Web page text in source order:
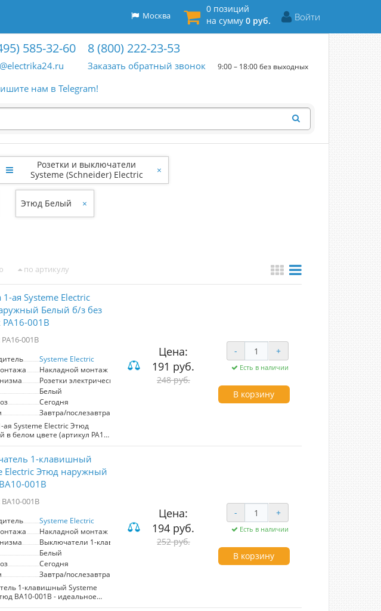
Войти
0 позиций
на сумму 0 руб.
Москва
585-32-60 8 (800) 222-23-53
Заказать обратный звонок 9:00 – 18:00 без выходных
нам в Telegram!
Розетки и выключатели
Systeme (Schneider) Electric
×
Этюд Белый ×
по артикулу
1-ая Systeme Electric
Белый б/з без
001B
001B
Systeme Electric
Накладной монтаж
Розетки электрические
Белый
Сегодня
Завтра/послезавтра
ая Systeme Electric Этюд
в белом цвете (артикул PA16-
идеальное решение для
и безопасное подключение
Без шторок и с
короткого замыкания, она
простоту в
и безопасность.
как подключение
на кухне, зарядка
устройств в гостиной или
электроинструментов в
Ее современный дизайн
в любой интерьер, а
надежности
долговечность. Выбирая
вы получаете сочетание
Цена:
191 руб.
248 руб.
- +
Есть в наличии
В корзину
1-клавишный
Electric Этюд наружный
001B
001B
Systeme Electric
Накладной монтаж
Выключатели 1-клавишные
Белый
Сегодня
Завтра/послезавтра
1-клавишный Systeme
BA10-001B - идеальное
управления освещением
Цена:
194 руб.
252 руб.
- +
Есть в наличии
В корзину